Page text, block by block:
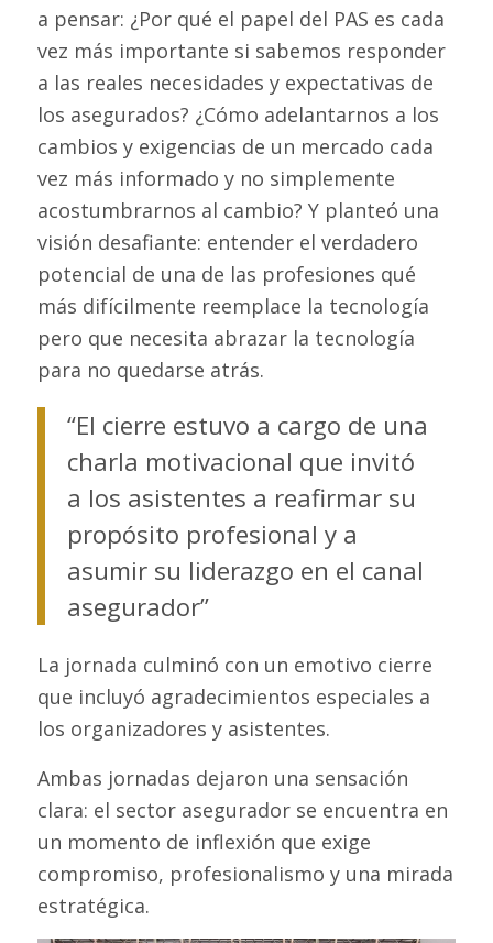
a pensar: ¿Por qué el papel del PAS es cada
vez más importante si sabemos responder
a las reales necesidades y expectativas de
los asegurados? ¿Cómo adelantarnos a los
cambios y exigencias de un mercado cada
vez más informado y no simplemente
acostumbrarnos al cambio? Y planteó una
visión desafiante: entender el verdadero
potencial de una de las profesiones qué
más difícilmente reemplace la tecnología
pero que necesita abrazar la tecnología
para no quedarse atrás.
“El cierre estuvo a cargo de una
charla motivacional que invitó
a los asistentes a reafirmar su
propósito profesional y a
asumir su liderazgo en el canal
asegurador”
La jornada culminó con un emotivo cierre
que incluyó agradecimientos especiales a
los organizadores y asistentes.
Ambas jornadas dejaron una sensación
clara: el sector asegurador se encuentra en
un momento de inflexión que exige
compromiso, profesionalismo y una mirada
estratégica.